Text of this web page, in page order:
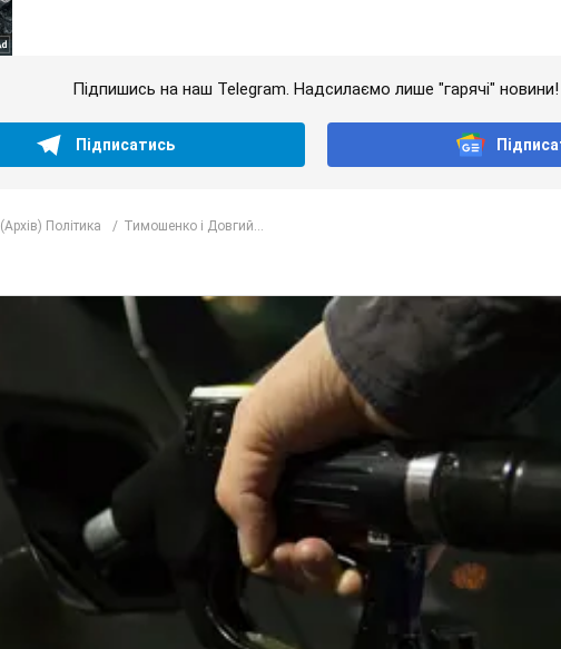
Підпишись на наш Telegram. Надсилаємо лише "гарячі" новини!
Підписатись
(Архів) Політика Тимошенко і Довгий...